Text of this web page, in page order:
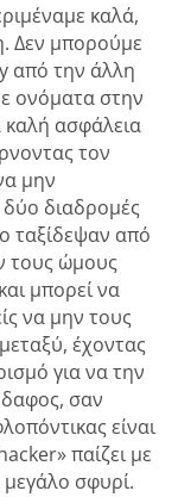
καλά,
Δεν μπορούμε
από την άλλη
ονόματα στην
καλή ασφάλεια
τον
μην
δύο διαδρομές
ταξίδεψαν από
τους ώμους
μπορεί να
να μην τους
έχοντας
για να την
σαν
είναι
παίζει με
μεγάλο σφυρί.